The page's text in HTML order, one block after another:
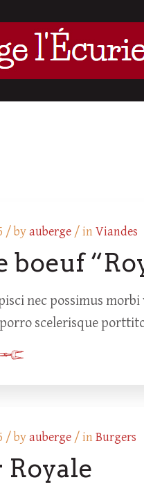
/byauberge / inViandes
boeuf
nec possimus
scelerisque
/byauberge / inBurgers